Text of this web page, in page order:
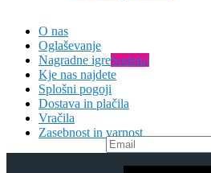
O nas
Oglaševanje
Nagradne igreSodeluj
Kje nas najdete
Splošni pogoji
Dostava in plačila
Vračila
Zasebnost in varnost